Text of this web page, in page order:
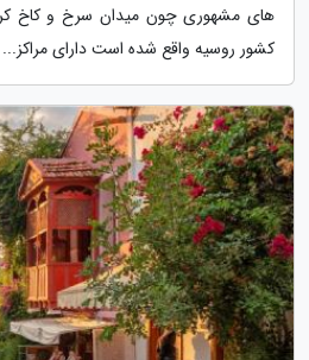
های مشهوری چون میدان سرخ و کاخ
کشور روسیه واقع شده است دارای مراکز...